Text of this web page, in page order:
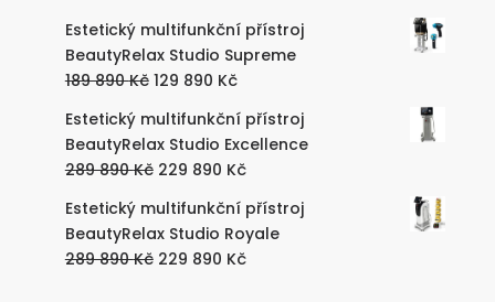
Estetický multifunkční přístroj
BeautyRelax Studio Supreme
189 890Kč Původní
byla:
189
890 Kč.
129 890 KčAktuální
je:
129
890 Kč.
Estetický multifunkční přístroj
BeautyRelax Studio Excellence
289 890Kč Původní
byla:
289
890 Kč.
229 890 KčAktuální
je:
229
890 Kč.
Estetický multifunkční přístroj
BeautyRelax Studio Royale
289 890Kč Původní
229 890 KčAktuální